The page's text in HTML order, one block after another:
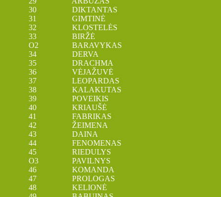
30 DIKTANTAS
31 GIMTINĖ
32 KLOSTELĖS
33 BIRŽĖ
O2 BARAVYKAS
34 DERVA
35 DRACHMA
36 VĖJAŽUVĖ
37 LEOPARDAS
38 KALAKUTAS
39 POVEIKIS
40 KRIAUŠĖ
41 FABRIKAS
42 ŽEIMENA
43 DAINA
44 FENOMENAS
45 RIEDULYS
O3 PAVILNYS
46 KOMANDA
47 PROLOGAS
48 KELIONĖ